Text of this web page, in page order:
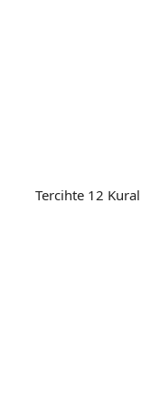
Tercihte 12 Kural